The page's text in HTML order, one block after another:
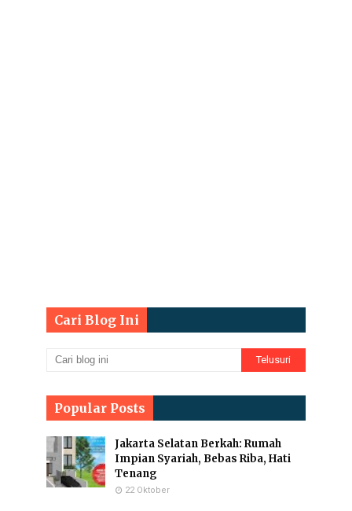
Cari Blog Ini
Popular Posts
Jakarta Selatan Berkah: Rumah
Impian Syariah, Bebas Riba, Hati
Tenang
22 Oktober